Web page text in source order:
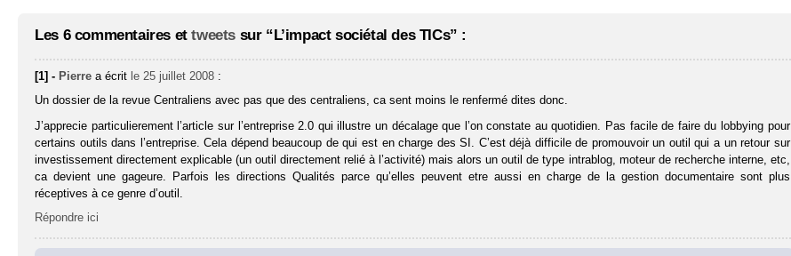
Les 6 commentaires ettweets sur “L’impact sociétal des TICs” :
[1] - Pierre a écrit le 25 juillet 2008 :
Un dossier de la revue Centraliens avec pas que des centraliens, ca sent moins le renfermé dites donc.
J’apprecie particulierement l’article sur l’entreprise 2.0 qui illustre un décalage que l’on constate au quotidien. Pas facile de faire du lobbying pour
certains outils dans l’entreprise. Cela dépend beaucoup de qui est en charge des SI. C’est déjà difficile de promouvoir un outil qui a un retour sur
investissement directement explicable (un outil directement relié à l’activité) mais alors un outil de type intrablog, moteur de recherche interne, etc,
ca devient une gageure. Parfois les directions Qualités parce qu’elles peuvent etre aussi en charge de la gestion documentaire sont plus
réceptives à ce genre d’outil.
Répondre ici